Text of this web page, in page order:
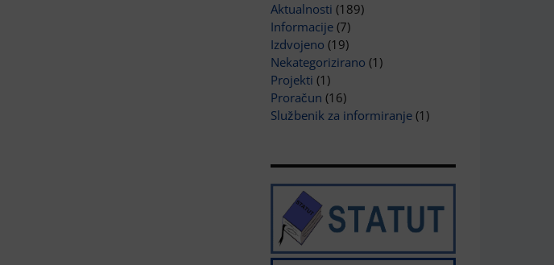
Aktualnosti (189)
Informacije (7)
Izdvojeno (19)
Nekategorizirano (1)
Projekti (1)
Proračun (16)
Službenik za informiranje (1)